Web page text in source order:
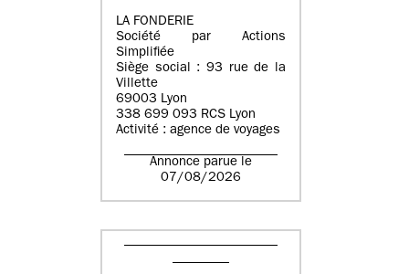
LA FONDERIE
Société par Actions
Simplifiée
Siège social : 93 rue de la
Villette
69003 Lyon
338 699 093 RCS Lyon
Activité : agence de voyages
Annonce parue le
07/08/2026